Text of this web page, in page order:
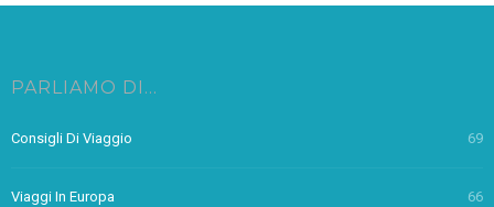
PARLIAMO DI…
Consigli Di Viaggio 69
Viaggi In Europa 66